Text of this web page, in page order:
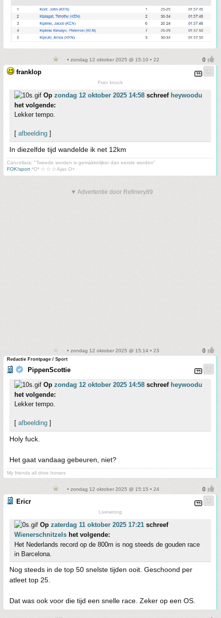
• zondag 12 oktober 2025 @ 15:10 • 22
franklop
Fran knock
Op zondag 12 oktober 2025 14:58 schreef heywoodu
het volgende:
Lekker tempo.
[ afbeelding ]
In diezelfde tijd wandelde ik net 12km
Cancellara; "Tweede worden is gemakkelijker dan eerste worden"
FOK!sport *O* ✩ ✩ ✩ Ajax O+
▼ Advertentie door Refinery89
• zondag 12 oktober 2025 @ 15:14 • 23
Redactie Frontpage / Sport
PippenScottie
Op zondag 12 oktober 2025 14:58 schreef heywoodu
het volgende:
Lekker tempo.
[ afbeelding ]
Holy fuck.
Het gaat vandaag gebeuren, niet?
My friends all drive horses
• zondag 12 oktober 2025 @ 15:15 • 24
Ericr
Livewrong
Op zaterdag 11 oktober 2025 17:21 schreef
Wienerschnitzels het volgende:
Het Nederlands record op de 800m is nog steeds de gouden race
in Barcelona.
Nog steeds in de top 50 snelste tijden ooit. Geschoond per
atleet top 25.
Dat was ook voor die tijd een snelle race. Zeker op een OS.